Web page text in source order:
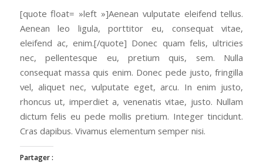
[quote float= »left »]Aenean vulputate eleifend tellus.
Aenean leo ligula, porttitor eu, consequat vitae,
eleifend ac, enim.[/quote] Donec quam felis, ultricies
nec, pellentesque eu, pretium quis, sem. Nulla
consequat massa quis enim. Donec pede justo, fringilla
vel, aliquet nec, vulputate eget, arcu. In enim justo,
rhoncus ut, imperdiet a, venenatis vitae, justo. Nullam
dictum felis eu pede mollis pretium. Integer tincidunt.
Cras dapibus. Vivamus elementum semper nisi.
Partager :